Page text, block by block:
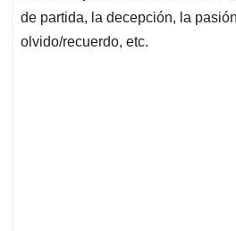
de partida, la decepción, la
olvido/recuerdo, etc.